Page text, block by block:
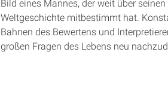
Bild eines Mannes, der weit über
Weltgeschichte mitbestimmt hat.
Bahnen des Bewertens und
großen Fragen des Lebens neu